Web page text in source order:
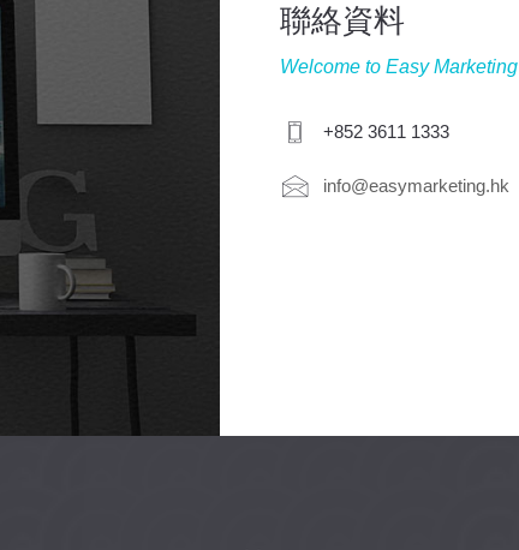
聯絡資料
Welcome to Easy Marketing
+852 3611 1333
info@easymarketing.hk